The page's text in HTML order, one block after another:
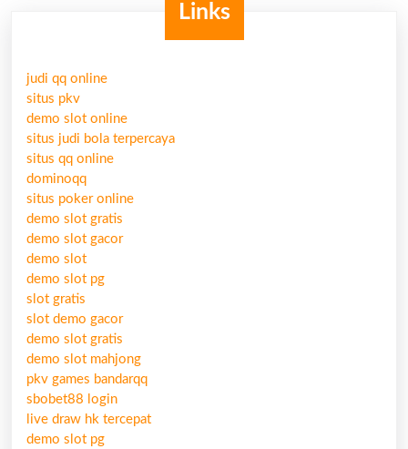
Links
judi qq online
situs pkv
demo slot online
situs judi bola terpercaya
situs qq online
dominoqq
situs poker online
demo slot gratis
demo slot gacor
demo slot
demo slot pg
slot gratis
slot demo gacor
demo slot gratis
demo slot mahjong
pkv games bandarqq
sbobet88 login
live draw hk tercepat
demo slot pg